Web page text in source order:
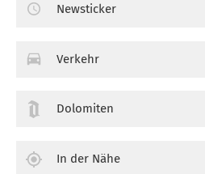
Newsticker
Verkehr
Dolomiten
In der Nähe